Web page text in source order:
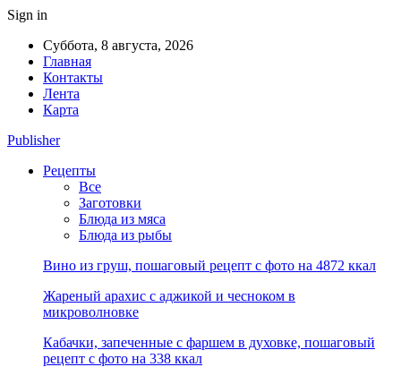
Sign in
Суббота, 8 августа, 2026
Главная
Контакты
Лента
Карта
Publisher
Рецепты
Все
Заготовки
Блюда из мяса
Блюда из рыбы
Вино из груш, пошаговый рецепт с фото на 4872 ккал
Жареный арахис с аджикой и чесноком в
микроволновке
Кабачки, запеченные с фаршем в духовке, пошаговый
рецепт с фото на 338 ккал